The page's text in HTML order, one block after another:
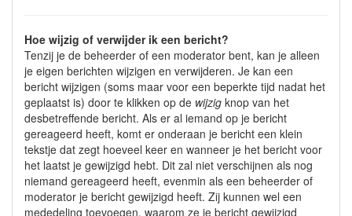
Hoe wijzig of verwijder ik een bericht?
Tenzij je de beheerder of een moderator bent, kan je alleen
je eigen berichten wijzigen en verwijderen. Je kan een
bericht wijzigen (soms maar voor een beperkte tijd nadat het
geplaatst is) door te klikken op de wijzig knop van het
desbetreffende bericht. Als er al iemand op je bericht
gereageerd heeft, komt er onderaan je bericht een klein
tekstje dat zegt hoeveel keer en wanneer je het bericht voor
het laatst je gewijzigd hebt. Dit zal niet verschijnen als nog
niemand gereageerd heeft, evenmin als een beheerder of
moderator je bericht gewijzigd heeft. Zij kunnen wel een
mededeling toevoegen, waarom ze je bericht gewijzigd